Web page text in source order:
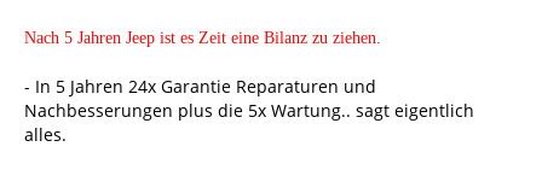
Nach 5 Jahren Jeep ist es Zeit eine Bilanz zu ziehen.
- In 5 Jahren 24x Garantie Reparaturen und
Nachbesserungen plus die 5x Wartung.. sagt eigentlich
alles.